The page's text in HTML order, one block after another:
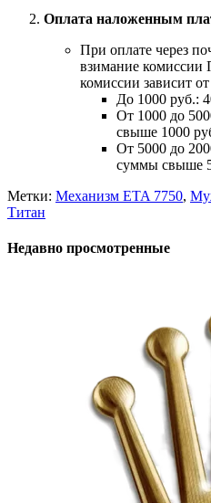
Оплата наложенным
При оплате через
взимание комиссии
комиссии зависит
До 1000 руб.:
От 1000 до
свыше 1000
От 5000 до
суммы свыше
Метки: Механизм ETA 7750,
Титан
Недавно просмотренные